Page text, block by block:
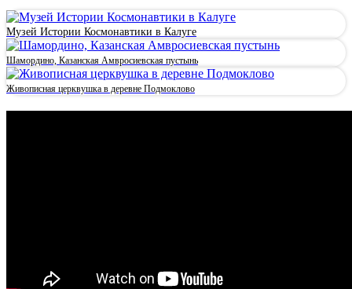
Музей Истории Космонавтики в Калуге
Шамордино, Казанская Амвросиевская пустынь
Живописная церквушка в деревне Подмоклово